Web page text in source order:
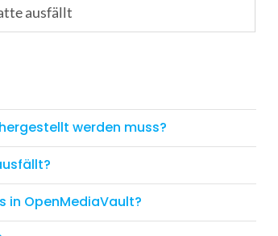
ausfällt
werden muss?
in OpenMediaVault?